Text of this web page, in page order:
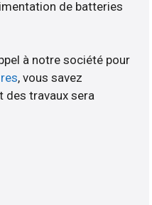
de batteries
à notre société pour
, vous savez
des travaux sera